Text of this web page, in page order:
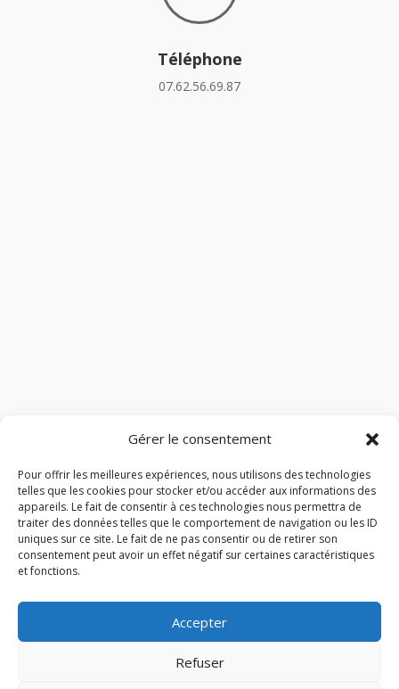
Gérer le consentement
Pour offrir les meilleures expériences, nous utilisons des technologies
telles que les cookies pour stocker et/ou accéder aux informations des
appareils. Le fait de consentir à ces technologies nous permettra de
traiter des données telles que le comportement de navigation ou les ID
uniques sur ce site. Le fait de ne pas consentir ou de retirer son
consentement peut avoir un effet négatif sur certaines caractéristiques
et fonctions.
Accepter
Refuser
Téléphone
07.62.56.69.87